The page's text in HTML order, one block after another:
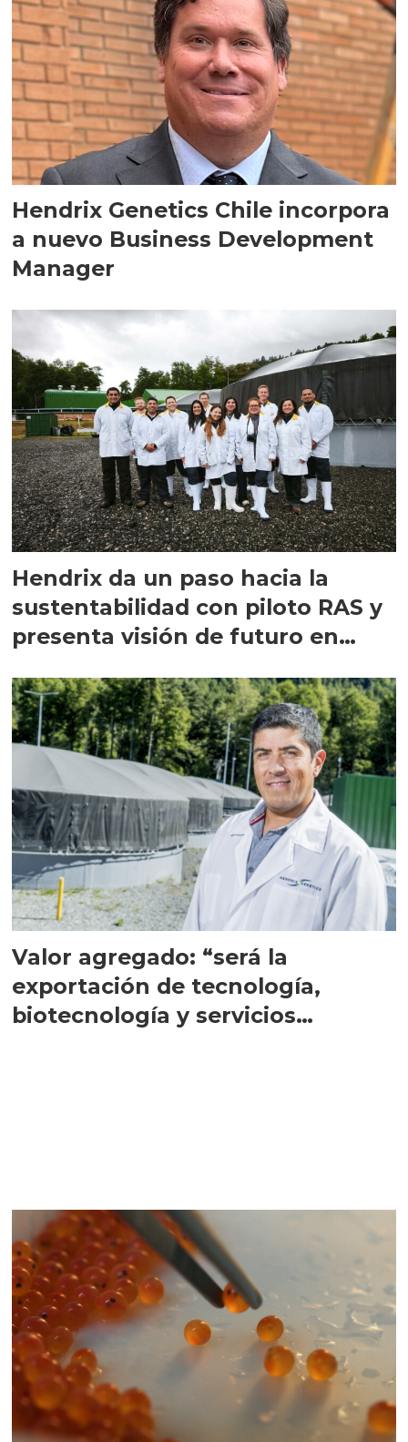
Hendrix Genetics Chile incorpora
a nuevo Business Development
Manager
Hendrix da un paso hacia la
sustentabilidad con piloto RAS y
presenta visión de futuro en
Valor agregado: “será la
exportación de tecnología,
biotecnología y servicios